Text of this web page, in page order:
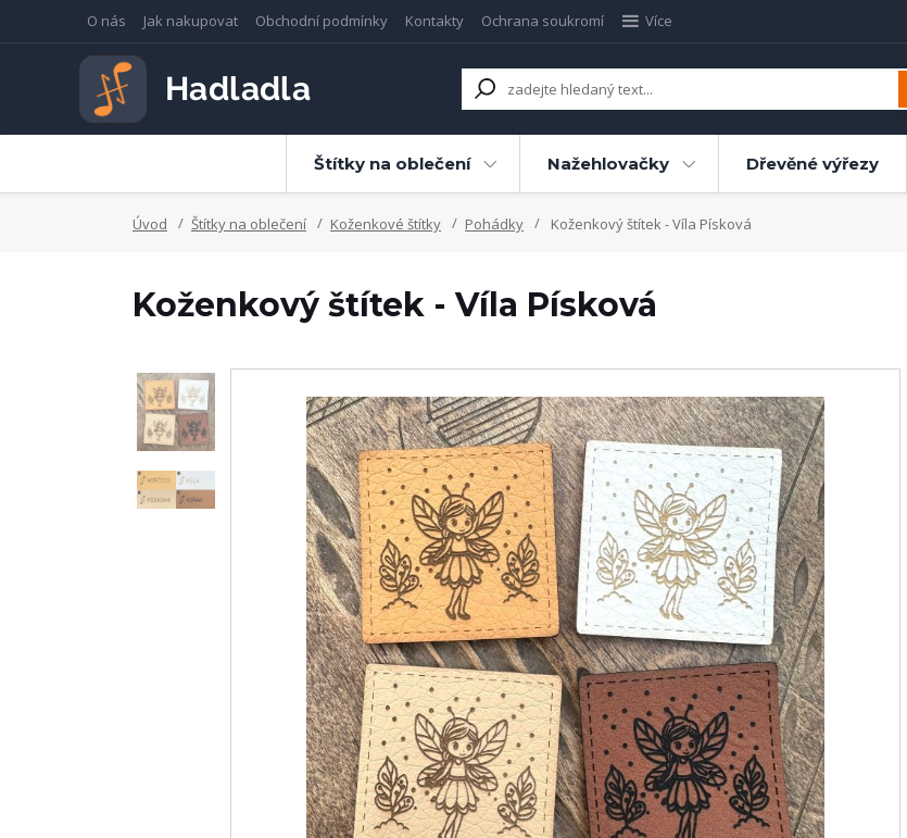
O nás Jak nakupovat Obchodní podmínky Kontakty Ochrana soukromí Více
Štítky na oblečení Nažehlovačky Dřevěné výřezy
Úvod Štítky na oblečení Koženkové štítky Pohádky Koženkový štítek - Víla Písková
Koženkový štítek - Víla Písková